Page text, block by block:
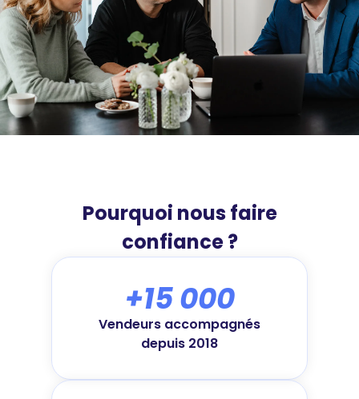
Pourquoi nous faire
confiance ?
+15 000
Vendeurs accompagnés
depuis 2018